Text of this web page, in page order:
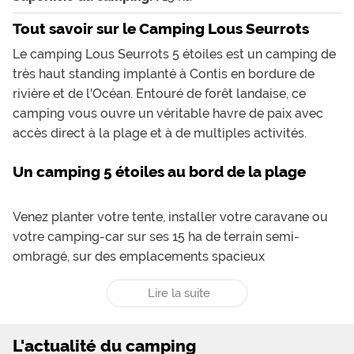
pizzas excellentes !
Tout savoir sur le Camping Lous Seurrots
Le camping Lous Seurrots 5 étoiles est un camping de
très haut standing implanté à Contis en bordure de
rivière et de l'Océan. Entouré de forêt landaise, ce
camping vous ouvre un véritable havre de paix avec
accès direct à la plage et à de multiples activités.
Un camping 5 étoiles au bord de la plage
Venez planter votre tente, installer votre caravane ou
votre camping-car sur ses 15 ha de terrain semi-
ombragé, sur des emplacements spacieux
confort le choix locatif du camping 5 étoiles Lous
Lire la suite
L'actualité du camping